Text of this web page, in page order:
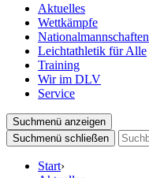
Aktuelles
Wettkämpfe
Nationalmannschaften
Leichtathletik für Alle
Training
Wir im DLV
Service
Suchmenü anzeigen
Suchmenü schließen
Start›